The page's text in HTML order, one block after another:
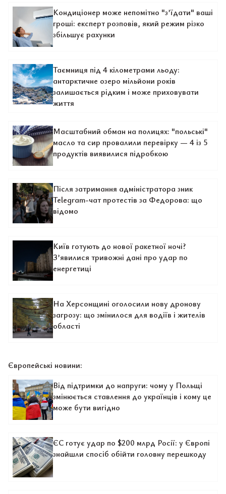
Кондиціонер може непомітно "з’їдати" ваші
гроші: експерт розповів, який режим різко
збільшує рахунки
Таємниця під 4 кілометрами льоду:
антарктичне озеро мільйони років
залишається рідким і може приховувати
життя
Масштабний обман на полицях: "польські"
масло та сир провалили перевірку — 4 із 5
продуктів виявилися підробкою
Після затримання адміністратора зник
Telegram-чат протестів за Федорова: що
відомо
Київ готують до нової ракетної ночі?
З’явилися тривожні дані про удар по
енергетиці
На Херсонщині оголосили нову дронову
загрозу: що змінилося для водіїв і жителів
області
Європейські новини:
Від підтримки до напруги: чому у Польщі
змінюється ставлення до українців і кому це
може бути вигідно
ЄС готує удар по $200 млрд Росії: у Європі
знайшли спосіб обійти головну перешкоду